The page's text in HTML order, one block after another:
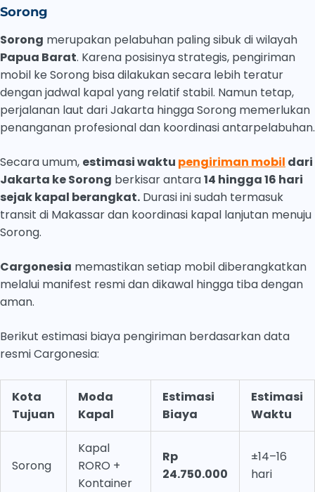
Sorong
Sorong merupakan pelabuhan paling sibuk di wilayah
Papua Barat. Karena posisinya strategis, pengiriman
mobil ke Sorong bisa dilakukan secara lebih teratur
dengan jadwal kapal yang relatif stabil. Namun tetap,
perjalanan laut dari Jakarta hingga Sorong memerlukan
penanganan profesional dan koordinasi antarpelabuhan.
Secara umum, estimasi waktu pengiriman mobil dari
Jakarta ke Sorong berkisar antara14 hingga 16 hari
sejak kapal berangkat. Durasi ini sudah termasuk
transit di Makassar dan koordinasi kapal lanjutan menuju
Sorong.
Cargonesia memastikan setiap mobil diberangkatkan
melalui manifest resmi dan dikawal hingga tiba dengan
aman.
Berikut estimasi biaya pengiriman berdasarkan data
resmi Cargonesia:
Kota
Tujuan
Moda
Kapal
Estimasi
Biaya
Estimasi
Waktu
Sorong
Kapal
RORO +
Kontainer
Rp
24.750.000
±14–16
hari